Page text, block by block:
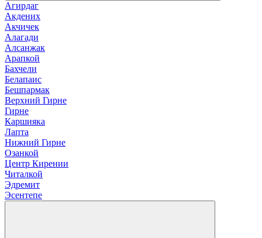
Агирдаг
Акдених
Акчичек
Алагади
Алсанжак
Арапкой
Бахчели
Белапаис
Бешпармак
Верхний Гирне
Гирне
Каршияка
Лапта
Нижний Гирне
Озанкой
Центр Кирении
Читалкой
Эдремит
Эсентепе